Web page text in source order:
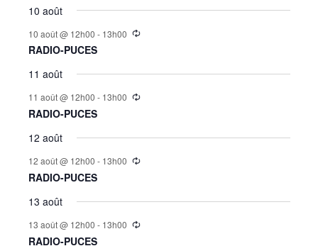
10 août
10 août @ 12h00 - 13h00
RADIO-PUCES
11 août
11 août @ 12h00 - 13h00
RADIO-PUCES
12 août
12 août @ 12h00 - 13h00
RADIO-PUCES
13 août
13 août @ 12h00 - 13h00
RADIO-PUCES